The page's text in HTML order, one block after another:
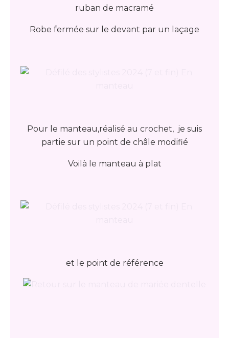
ruban de macramé
Robe fermée sur le devant par un laçage
Pour le manteau,réalisé au crochet, je suis
partie sur un point de châle modifié
Voilà le manteau à plat
et le point de référence